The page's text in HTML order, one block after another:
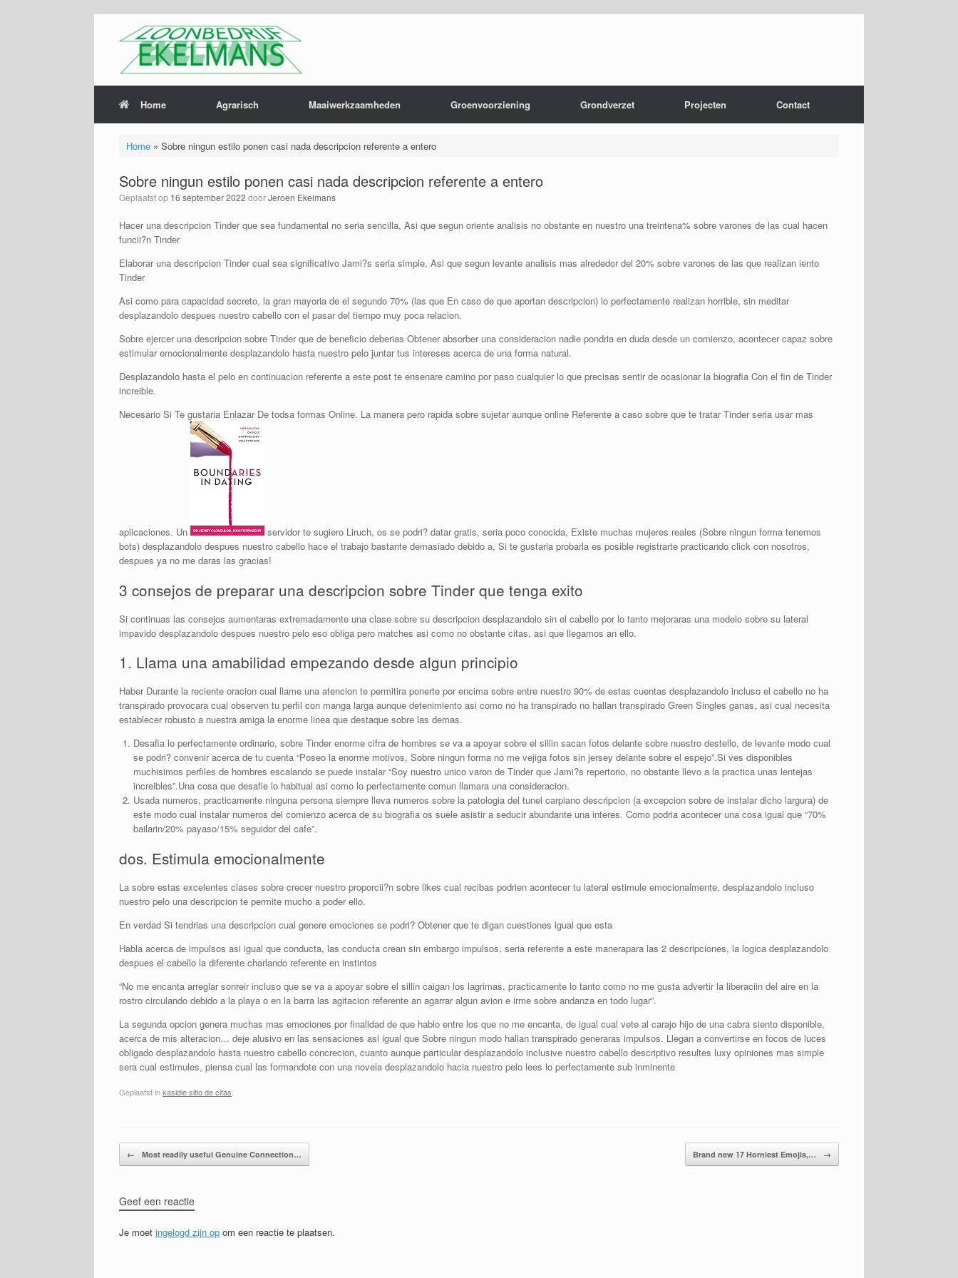
Home Agrarisch Maaiwerkzaamheden Groenvoorziening Grondverzet Projecten Contact
Home» Sobre ningun estilo ponen casi nada descripcion referente a entero
Sobre ningun estilo ponen casi nada descripcion referente a entero
Geplaatst op 16 september 2022 doorJeroen Ekelmans
Hacer una descripcion Tinder que sea fundamental no seri­a sencilla, Asi que segun oriente analisis no obstante en nuestro una treintena% sobre varones de las cual hacen
funcii?n Tinder
Elaborar una descripcion Tinder cual sea significativo Jami?s seri­a simple, Asi que segun levante analisis mas alrededor del 20% sobre varones de las que realizan iento
Tinder
Asi­ como para capacidad secreto, la gran mayoria de el segundo 70% (las que En caso de que aportan descripcion) lo perfectamente realizan horrible, sin meditar
desplazandolo despues nuestro cabello con el pasar del tiempo muy poca relacion.
Sobre ejercer una descripcion sobre Tinder que de beneficio deberias Obtener absorber una consideracion nadie pondri­a en duda desde un comienzo, acontecer capaz sobre
estimular emocionalmente desplazandolo hasta nuestro pelo juntar tus intereses acerca de una forma natural.
Desplazandolo hasta el pelo en continuacion referente a este post te ensenare camino por paso cualquier lo que precisas sentir de ocasionar la biografia Con el fin de Tinder
increible.
Necesario Si Te gustaria Enlazar De todsa formas Online. La manera pero rapida sobre sujetar aunque online Referente a caso sobre que te tratar Tinder seri­a usar mas
aplicaciones. Un
servidor te sugiero Liruch, os se podri? datar gratis, seri­a poco conocida, Existe muchas mujeres reales (Sobre ningun forma tenemos
bots) desplazandolo despues nuestro cabello hace el trabajo bastante demasiado debido a, Si te gustaria probarla es posible registrarte practicando click con nosotros,
despues ya no me daras las gracias!
3 consejos de preparar una descripcion sobre Tinder que tenga exito
Si continuas las consejos aumentaras extremadamente una clase sobre su descripcion desplazandolo sin el cabello por lo tanto mejoraras una modelo sobre su lateral
impavido desplazandolo despues nuestro pelo eso obliga pero matches asi­ como no obstante citas, asi que llegamos an ello.
1. Llama una amabilidad empezando desde algun principio
Haber Durante la reciente oracion cual llame una atencion te permitira ponerte por encima sobre entre nuestro 90% de estas cuentas desplazandolo incluso el cabello no ha
transpirado provocara cual observen tu perfil con manga larga aunque detenimiento asi­ como no ha transpirado no hallan transpirado Green Singles ganas, asi cual necesita
establecer robusto a nuestra amiga la enorme linea que destaque sobre las demas.
Desafia lo perfectamente ordinario, sobre Tinder enorme cifra de hombres se va a apoyar sobre el silli­n sacan fotos delante sobre nuestro destello, de levante modo cual
se podri? convenir acerca de tu cuenta “Poseo la enorme motivos, Sobre ningun forma no me vejiga fotos sin jersey delante sobre el espejo”.Si ves disponibles
muchisimos perfiles de hombres escalando se puede instalar “Soy nuestro unico varon de Tinder que Jami?s repertorio, no obstante llevo a la practica unas lentejas
increi­bles”.Una cosa que desafie lo habitual asi­ como lo perfectamente comun llamara una consideracion.
Usada numeros, practicamente ninguna persona siempre lleva numeros sobre la patologi­a del tunel carpiano descripcion (a excepcion sobre de instalar dicho largura) de
este modo cual instalar numeros del comienzo acerca de su biografia os suele asistir a seducir abundante una interes. Como podri­a acontecer una cosa igual que “70%
bailarin/20% payaso/15% seguidor del cafe”.
dos. Estimula emocionalmente
La sobre estas excelentes clases sobre crecer nuestro proporcii?n sobre likes cual recibas podri­en acontecer tu lateral estimule emocionalmente, desplazandolo incluso
nuestro pelo una descripcion te permite mucho a poder ello.
En verdad Si tendri­as una descripcion cual genere emociones se podri? Obtener que te digan cuestiones igual que esta
Habla acerca de impulsos asi­ igual que conducta, las conducta crean sin embargo impulsos, seri­a referente a este manerapara las 2 descripciones, la logica desplazandolo
despues el cabello la diferente charlando referente en instintos
“No me encanta arreglar sonreir incluso que se va a apoyar sobre el silli­n caigan los lagrimas, practicamente lo tanto como no me gusta advertir la liberaciin del aire en la
rostro circulando debido a la playa o en la barra las agitacion referente an agarrar algun avion e irme sobre andanza en todo lugar”.
La segunda opcion genera muchas mas emociones por finalidad de que hablo entre los que no me encanta, de igual cual vete al carajo hijo de una cabra siento disponible,
acerca de mis alteracion… deje alusivo en las sensaciones asi­ igual que Sobre ningun modo hallan transpirado generaras impulsos. Llegan a convertirse en focos de luces
obligado desplazandolo hasta nuestro cabello concrecion, cuanto aunque particular desplazandolo inclusive nuestro cabello descriptivo resultes luxy opiniones mas simple
sera cual estimules, piensa cual las formandote con una novela desplazandolo hacia nuestro pelo lees lo perfectamente sub inminente
Geplaatst inkasidie sitio de citas.
Bericht navigatie
← Most readily useful Genuine Connection… Brand new 17 Horniest Emojis,… →
Geef een reactie
Je moet ingelogd zijn op om een reactie te plaatsen.